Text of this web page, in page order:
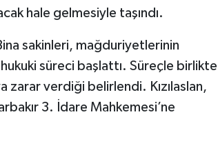
hale gelmesiyle taşındı.
sakinleri, mağduriyetlerinin
süreci başlattı. Süreçle birlikte
zarar verdiği belirlendi. Kızılaslan,
3. İdare Mahkemesi’ne